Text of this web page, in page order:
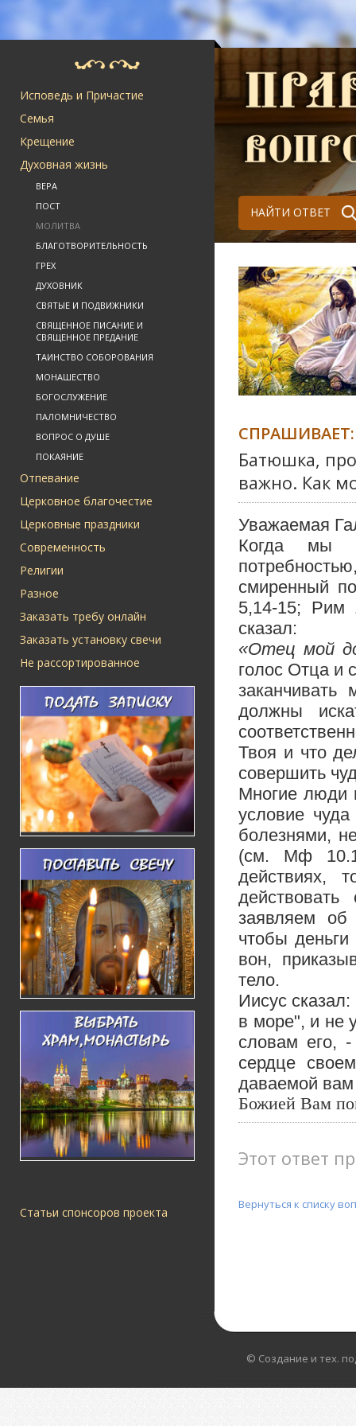
Исповедь и Причастие
Семья
Крещение
Духовная жизнь
ВЕРА
ПОСТ
МОЛИТВА
БЛАГОТВОРИТЕЛЬНОСТЬ
ГРЕХ
ДУХОВНИК
СВЯТЫЕ И ПОДВИЖНИКИ
СВЯЩЕННОЕ ПИСАНИЕ И
СВЯЩЕННОЕ ПРЕДАНИЕ
ТАИНСТВО СОБОРОВАНИЯ
МОНАШЕСТВО
БОГОСЛУЖЕНИЕ
ПАЛОМНИЧЕСТВО
ВОПРОС О ДУШЕ
ПОКАЯНИЕ
Отпевание
Церковное благочестие
Церковные праздники
Современность
Религии
Разное
Заказать требу онлайн
Заказать установку свечи
Не рассортированное
Статьи спонсоров проекта
НАЙТИ ОТВЕТ
СПРАШИВАЕТ:
Батюшка,
важно. Как
Уважаемая
Когда мы
смиренный
5,14-15; Рим
сказал:
«Отец мой
голос Отца и
должны
Твоя и что
совершить
Многие люди
условие
болезнями,
(см. Мф
действиях,
заявляем
чтобы
вон,
тело.
Иисус
в море", и не
словам его,
сердце
даваемой вам
Божией Вам
Этот ответ
Вернуться к списку
© Создание и тех.